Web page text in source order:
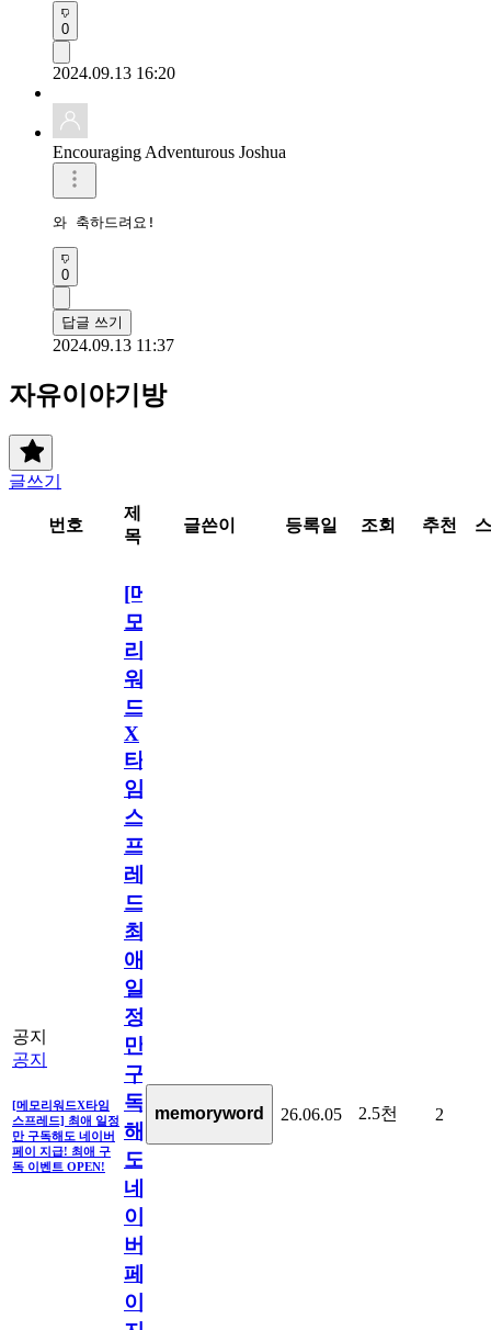
0
2024.09.13 16:20
Encouraging Adventurous Joshua
와 축하드려요!
0
답글 쓰기
2024.09.13 11:37
자유이야기방
글쓰기
번호
제
목
글쓴이 등록일 조회 추천
공지
공지
[메모리워드X타임
스프레드] 최애 일정
만 구독해도 네이버
페이 지급! 최애 구
독 이벤트 OPEN!
[메
모
리
워
드
X
타
임
스
프
레
드]
최
애
일
정
만
구
독
해
도
네
이
버
페
이
memoryword 26.06.05 2.5천 2